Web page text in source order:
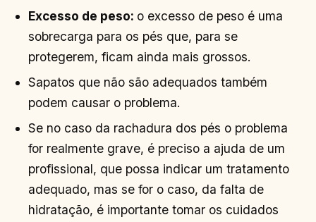
Excesso de peso: o excesso de peso é uma
sobrecarga para os pés que, para se
protegerem, ficam ainda mais grossos.
Sapatos que não são adequados também
podem causar o problema.
Se no caso da rachadura dos pés o problema
for realmente grave, é preciso a ajuda de um
profissional, que possa indicar um tratamento
adequado, mas se for o caso, da falta de
hidratação, é importante tomar os cuidados